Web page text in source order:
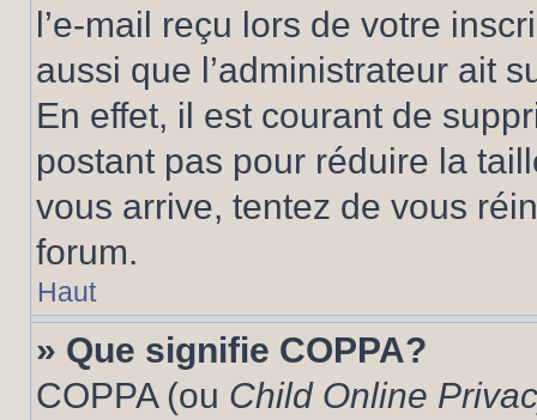
l’e-mail reçu lors de votre
aussi que l’administrateur ait
En effet, il est courant de
postant pas pour réduire la
vous arrive, tentez de vous
forum.
Haut
» Que signifie COPPA?
COPPA (ou Child Online